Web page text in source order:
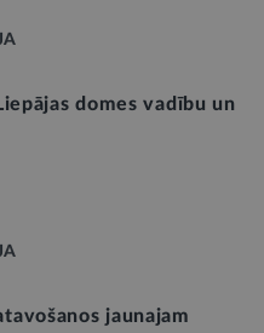
domes vadību un
jaunajam